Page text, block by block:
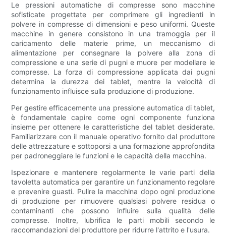
Le pressioni automatiche di compresse sono macchine
sofisticate progettate per comprimere gli ingredienti in
polvere in compresse di dimensioni e peso uniformi. Queste
macchine in genere consistono in una tramoggia per il
caricamento delle materie prime, un meccanismo di
alimentazione per consegnare la polvere alla zona di
compressione e una serie di pugni e muore per modellare le
compresse. La forza di compressione applicata dai pugni
determina la durezza dei tablet, mentre la velocità di
funzionamento influisce sulla produzione di produzione.
Per gestire efficacemente una pressione automatica di tablet,
è fondamentale capire come ogni componente funziona
insieme per ottenere le caratteristiche del tablet desiderate.
Familiarizzare con il manuale operativo fornito dal produttore
delle attrezzature e sottoporsi a una formazione approfondita
per padroneggiare le funzioni e le capacità della macchina.
Ispezionare e mantenere regolarmente le varie parti della
tavoletta automatica per garantire un funzionamento regolare
e prevenire guasti. Pulire la macchina dopo ogni produzione
di produzione per rimuovere qualsiasi polvere residua o
contaminanti che possono influire sulla qualità delle
compresse. Inoltre, lubrifica le parti mobili secondo le
raccomandazioni del produttore per ridurre l'attrito e l'usura.